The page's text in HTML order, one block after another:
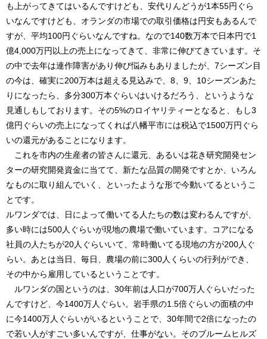
も上がってきてはいるんですけども、安代りんどうが1本55円ぐら
いなんですけども、オランダの市場での取引価格は円安もあるんで
すが、平均100円ぐらいなんですね。なので140数万本で日本円で1
億4,000万円以上の売上になってきて、非常に伸びてきています。そ
の中で去年は連作障害があり伸び悩みもありましたが、7シーズン目
の今は、確実に200万本は超える見込みで、8、9、10シーズンあた
りになったら、多分300万本ぐらいはいけるだろう、というような
見通しもしております。その5%のロイヤリティーとなると、もし3
億円ぐらいの売上になってくれば八幡平市には税込で1500万円ぐら
いの還元があることになります。
これを市内の生産者の皆さんに還元、あるいは花き研究開発セン
ターの研究開発資金に当てて、新たな品質の開発ですとか、いろん
なものに取り組んでいく、といったような形で今動いてるというこ
とです。
ルワンダでは、日によって働いてる人たちの数は変わるんですが、
多い時には500人ぐらいが現地の農場で働いています。コアになる
社員の人たちが20人ぐらいいて、常時働いてる現地の方が200人ぐ
らい。あとは当日、毎日、農場の前に300人くらいの行列ができ、
その中から雇用しているということです。
ルワンダの国というのは、30年前は人口が700万人ぐらいだった
んですけど、今1400万人ぐらい。岩手県の1.5倍ぐらいの面積の中
に今1400万人ぐらいがいるということで、30年間で2倍になったの
で若い人がすごい多いんですが、仕事がない。そのブルームヒルズ